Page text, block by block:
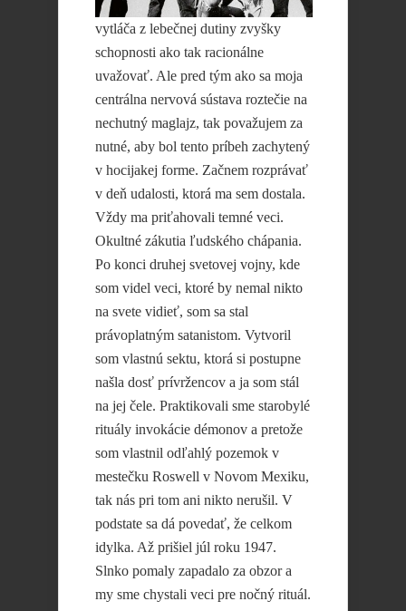
vytláča z lebečnej dutiny zvyšky
schopnosti ako tak racionálne
uvažovať. Ale pred tým ako sa moja
centrálna nervová sústava roztečie na
nechutný maglajz, tak považujem za
nutné, aby bol tento príbeh zachytený
v hocijakej forme. Začnem rozprávať
v deň udalosti, ktorá ma sem dostala.
Vždy ma priťahovali temné veci.
Okultné zákutia ľudského chápania.
Po konci druhej svetovej vojny, kde
som videl veci, ktoré by nemal nikto
na svete vidieť, som sa stal
právoplatným satanistom. Vytvoril
som vlastnú sektu, ktorá si postupne
našla dosť prívržencov a ja som stál
na jej čele. Praktikovali sme starobylé
rituály invokácie démonov a pretože
som vlastnil odľahlý pozemok v
mestečku Roswell v Novom Mexiku,
tak nás pri tom ani nikto nerušil. V
podstate sa dá povedať, že celkom
idylka. Až prišiel júl roku 1947.
Slnko pomaly zapadalo za obzor a
my sme chystali veci pre nočný rituál.